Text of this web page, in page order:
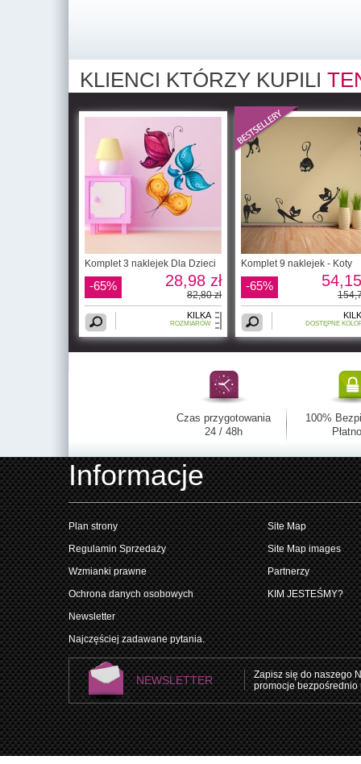
KLIENCI KTÓRZY KUPILI
Komplet 3 naklejek Dla Dzieci
-65% 28,98 zł
82,80 zł
KILKA
ROZMIARÓW
Komplet 9 naklejek - Koty
-65%
DOSTĘPNE
Czas przygotowania
24 / 48h
100%
Informacje
Plan strony
Regulamin Sprzedaży
Wzmianki prawne
Ochrona danych osobowych
Newsletter
Najczęściej zadawane pytania.
Site Map
Site Map images
Partnerzy
KIM JESTEŚMY?
NEWSLETTER
Zapisz się do naszego
promocje bezpośrednio